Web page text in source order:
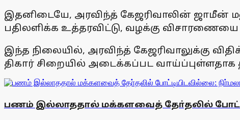
இதனிடையே, அரவிந்த் கேஜரிவாலின் ஜாமீன்
பதிலளிக்க உத்தரவிட்டு, வழக்கு
இந்த நிலையில், அரவிந்த் கேஜரிவாலுக்கு
திகார் சிறையில் அடைக்கப்பட
பணம் இல்லாததால் மக்களவைத் தோ்தலில்